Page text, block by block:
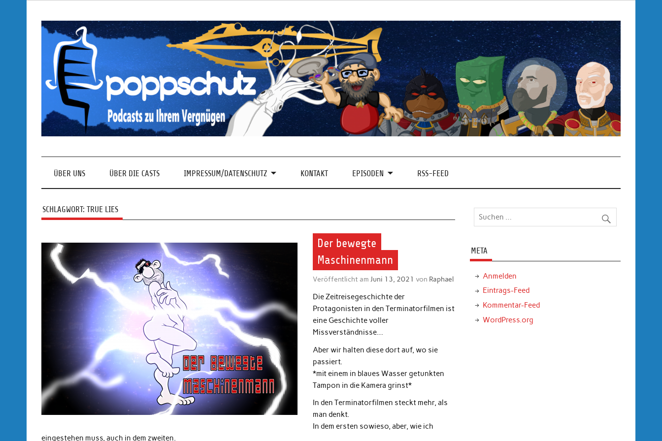
Podcasts zu Ihrem Vergnügen
ÜBER UNS ÜBER DIE CASTS IMPRESSUM/DATENSCHUTZ KONTAKT EPISODEN RSS-FEED
SCHLAGWORT: TRUE LIES
Der bewegte
Maschinenmann
Veröffentlicht am Juni 13, 2021 von Raphael
Die Zeitreisegeschichte der
Protagonisten in den Terminatorfilmen ist
eine Geschichte voller
Missverständnisse…
Aber wir halten diese dort auf, wo sie
passiert.
*mit einem in blaues Wasser getunkten
Tampon in die Kamera grinst*
In den Terminatorfilmen steckt mehr, als
man denkt.
In dem ersten sowieso, aber, wie ich
eingestehen muss, auch in dem zweiten.
META
Anmelden
Eintrags-Feed
Kommentar-Feed
WordPress.org